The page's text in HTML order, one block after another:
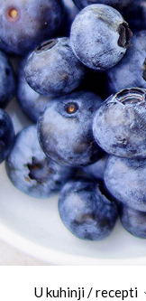
U kuhinji / recepti